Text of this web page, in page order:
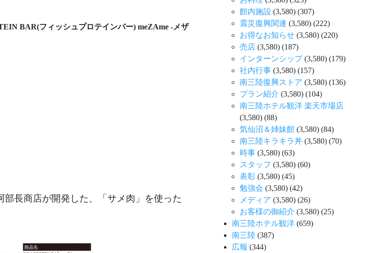
BAR(フィッシュプロテインバー) meZAme -メザ
長商店が開発した、「サメ肉」を使った
館内施設 (3,580) (307)
震災復興関連 (3,580) (222)
お得なお知らせ (3,580) (220)
売店 (3,580) (187)
インターンシップ(3,580) (179)
社内行事 (3,580) (157)
南三陸復興ストア (3,580) (136)
プラン紹介 (3,580) (104)
南三陸ホテル観洋 楽天市場店
(3,580) (88)
気仙沼＆姉妹館 (3,580) (84)
南三陸キラキラ丼 (3,580) (70)
時事 (3,580) (63)
スタッフ (3,580) (60)
表彰 (3,580) (45)
勉強会 (3,580) (42)
メディア (3,580) (26)
お客様の御紹介 (3,580) (25)
南三陸ホテル観洋 (659)
南三陸 (387)
広報 (344)